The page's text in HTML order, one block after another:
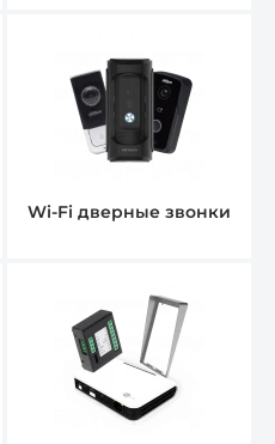
Wi-Fi дверные звонки